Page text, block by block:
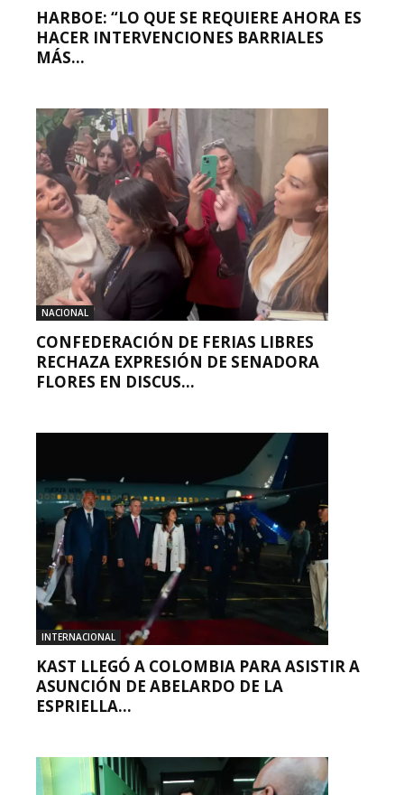
HARBOE: “LO QUE SE REQUIERE AHORA ES
HACER INTERVENCIONES BARRIALES
MÁS...
NACIONAL
CONFEDERACIÓN DE FERIAS LIBRES
RECHAZA EXPRESIÓN DE SENADORA
FLORES EN DISCUS...
INTERNACIONAL
KAST LLEGÓ A COLOMBIA PARA ASISTIR A
ASUNCIÓN DE ABELARDO DE LA
ESPRIELLA...